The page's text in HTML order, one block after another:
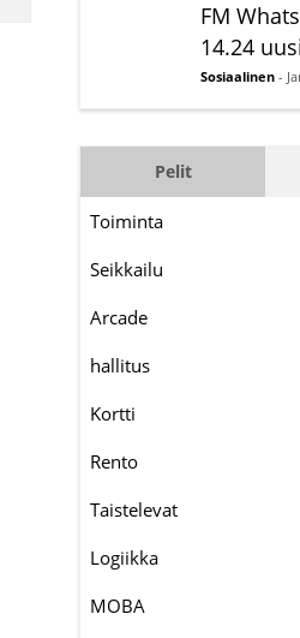
FM
14.24
Sosiaalinen -
Pelit
Toiminta
Seikkailu
Arcade
hallitus
Kortti
Rento
Taistelevat
Logiikka
MOBA